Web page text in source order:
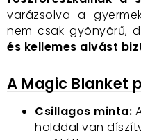
varázsolva a
nem csak gyönyörű,
és kellemes alvást
A Magic Blanket
Csillagos minta:
holddal van